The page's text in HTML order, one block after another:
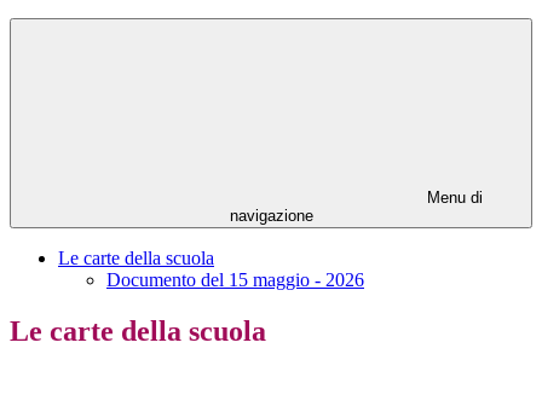
Menu di
navigazione
Le carte della scuola
Documento del 15 maggio - 2026
Le carte della scuola